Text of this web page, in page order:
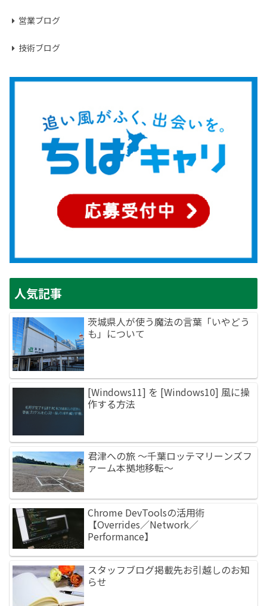
営業ブログ
技術ブログ
人気記事
茨城県人が使う魔法の言葉「いやどう
も」について
[Windows11] を [Windows10] 風に操
作する方法
君津への旅 ～千葉ロッテマリーンズフ
ァーム本拠地移転～
Chrome DevToolsの活用術
【Overrides／Network／
Performance】
スタッフブログ掲載先お引越しのお知
らせ